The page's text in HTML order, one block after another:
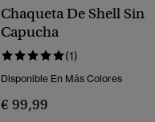
Chaqueta De Shell Sin
Capucha
(1)
Disponible En Más Colores
€ 99,99